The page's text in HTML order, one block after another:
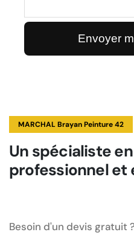
MARCHAL Brayan Peinture 42
Un spécialiste
professionnel et
Besoin d'un devis gratuit